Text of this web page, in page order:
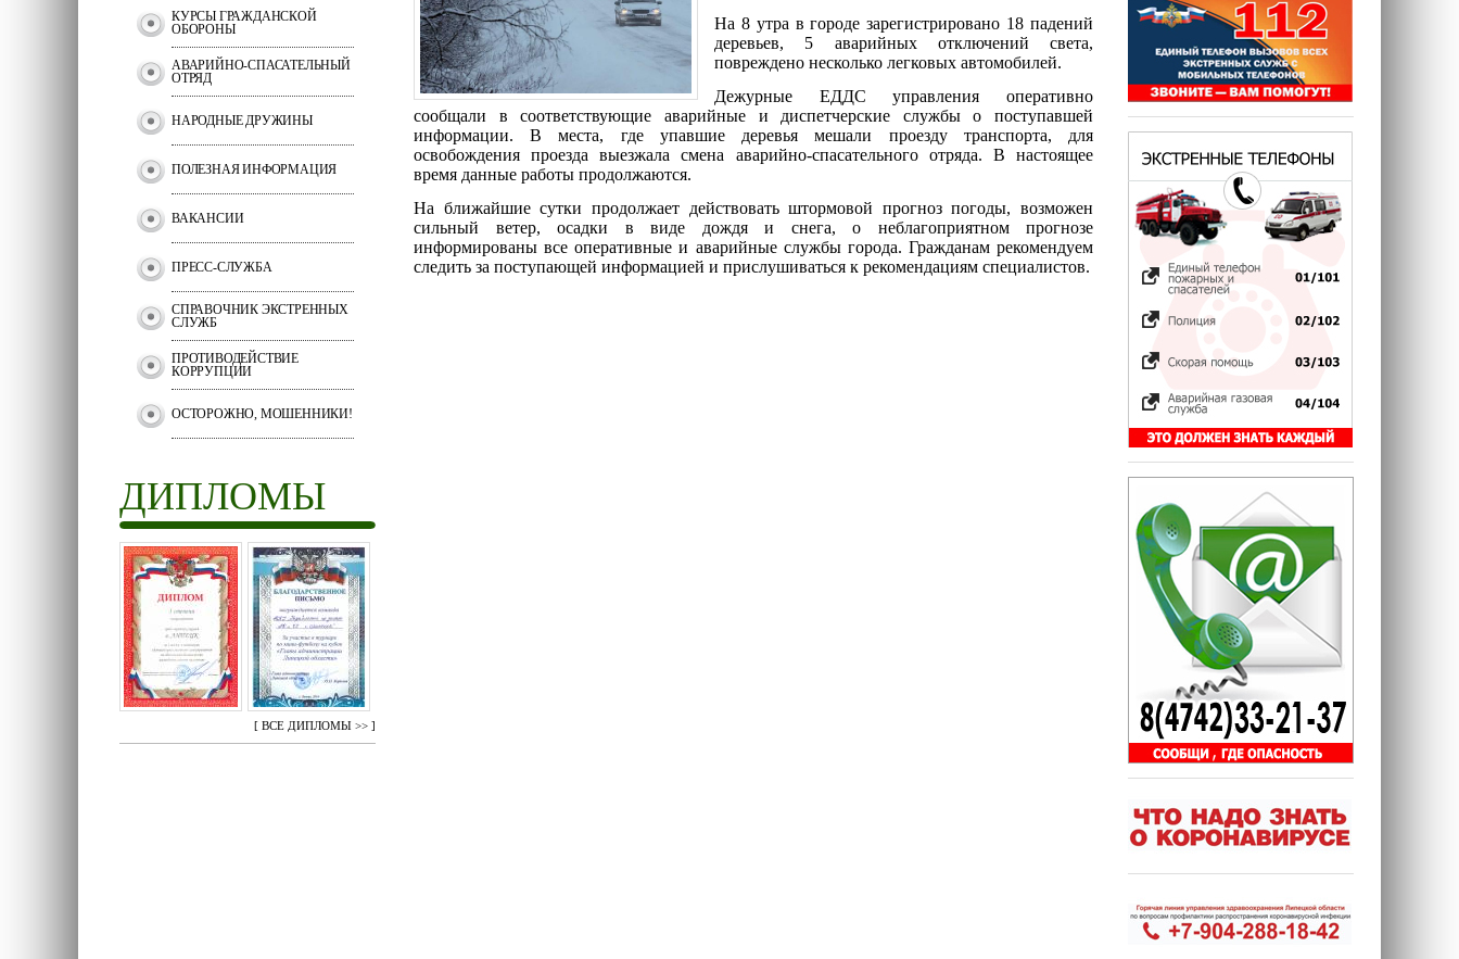
КУРСЫ ГРАЖДАНСКОЙ
ОБОРОНЫ
АВАРИЙНО-СПАСАТЕЛЬНЫЙ
ОТРЯД
НАРОДНЫЕ ДРУЖИНЫ
ПОЛЕЗНАЯ ИНФОРМАЦИЯ
ВАКАНСИИ
ПРЕСС-СЛУЖБА
СПРАВОЧНИК ЭКСТРЕННЫХ
СЛУЖБ
ПРОТИВОДЕЙСТВИЕ
КОРРУПЦИИ
ОСТОРОЖНО, МОШЕННИКИ!
ДИПЛОМЫ
[ ВСЕ ДИПЛОМЫ >> ]
На 8 утра в городе зарегистрировано 18 падений
деревьев, 5 аварийных отключений света,
повреждено несколько легковых автомобилей.
Дежурные ЕДДС управления оперативно
сообщали в соответствующие аварийные и диспетчерские службы о поступавшей
информации. В места, где упавшие деревья мешали проезду транспорта, для
освобождения проезда выезжала смена аварийно-спасательного отряда. В настоящее
время данные работы продолжаются.
На ближайшие сутки продолжает действовать штормовой прогноз погоды, возможен
сильный ветер, осадки в виде дождя и снега, о неблагоприятном прогнозе
информированы все оперативные и аварийные службы города. Гражданам рекомендуем
следить за поступающей информацией и прислушиваться к рекомендациям специалистов.